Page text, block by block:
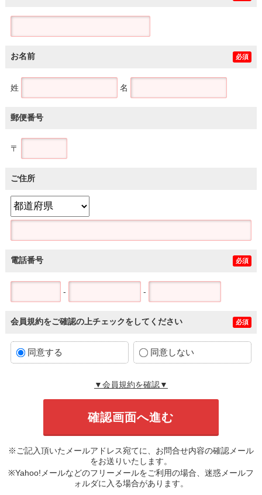
お名前 必須
姓 名
郵便番号
〒
ご住所
電話番号 必須
- -
会員規約をご確認の上チェックをしてください 必須
同意する 同意しない
▼会員規約を確認▼
※ご記入頂いたメールアドレス宛てに、お問合せ内容の確認メール
をお送りいたします。
※Yahoo!メールなどのフリーメールをご利用の場合、迷惑メールフ
ォルダに入る場合があります。